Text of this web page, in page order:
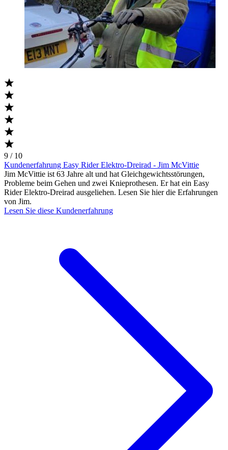
9 / 10
Kundenerfahrung Easy Rider Elektro-Dreirad - Jim McVittie
Jim McVittie ist 63 Jahre alt und hat Gleichgewichtsstörungen,
Probleme beim Gehen und zwei Knieprothesen. Er hat ein Easy
Rider Elektro-Dreirad ausgeliehen. Lesen Sie hier die Erfahrungen
von Jim.
Lesen Sie diese Kundenerfahrung